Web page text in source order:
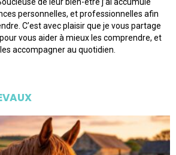
de leur bien-être j’ai accumulé
personnelles, et professionnelles afin
C’est avec plaisir que je vous partage
vous aider à mieux les comprendre, et
accompagner au quotidien.